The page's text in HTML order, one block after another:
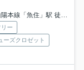
本線「魚住」駅 徒歩21分
ー
ーズクロゼット